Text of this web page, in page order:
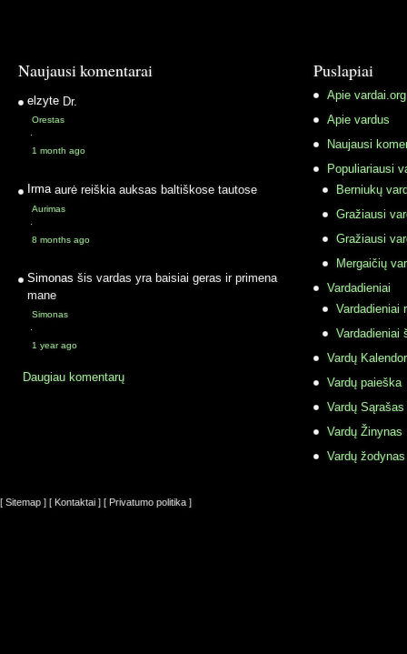
Naujausi komentarai
elzyte Dr.
Orestas
·
1 month ago
Irma aurė reiškia auksas baltiškose tautose
Aurimas
·
8 months ago
Simonas šis vardas yra baisiai geras ir primena
mane
Simonas
·
1 year ago
Daugiau komentarų
Puslapiai
Apie vardai.org
Apie vardus
Naujausi
Populiariausi
Berniukų
Gražiausi
Gražiausi
Mergaičių
Vardadieniai
Vardadieniai
Vardadieniai
Vardų
Vardų paieška
Vardų Sąrašas
Vardų Žinynas
Vardų
[ Sitemap ] [ Kontaktai ] [ Privatumo politika ]